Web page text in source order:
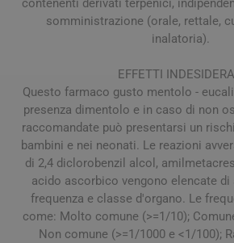
contenenti derivati terpenici,
somministrazione (orale, rettale,
inalatoria).
EFFETTI
Questo farmaco gusto mentolo -
presenza dimentolo e in caso di non
raccomandate può presentarsi un
bambini e nei neonati. Le reazioni
di 2,4 diclorobenzil alcol,
acido ascorbico vengono elencate di
frequenza e classe d'organo. Le
come: Molto comune (>=1/10);
Non comune (>=1/1000 e <1/100);